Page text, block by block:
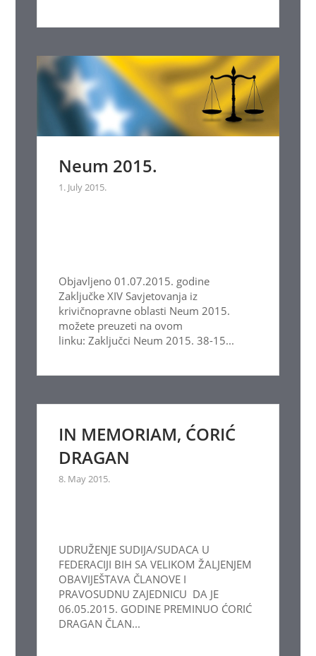
Neum 2015.
1. July 2015.
Objavljeno 01.07.2015. godine
Zaključke XIV Savjetovanja iz
krivičnopravne oblasti Neum 2015.
možete preuzeti na ovom
linku: Zaključci Neum 2015. 38-15...
IN MEMORIAM, ĆORIĆ
DRAGAN
8. May 2015.
UDRUŽENJE SUDIJA/SUDACA U
FEDERACIJI BIH SA VELIKOM ŽALJENJEM
OBAVIJEŠTAVA ČLANOVE I
PRAVOSUDNU ZAJEDNICU DA JE
06.05.2015. GODINE PREMINUO ĆORIĆ
DRAGAN ČLAN...